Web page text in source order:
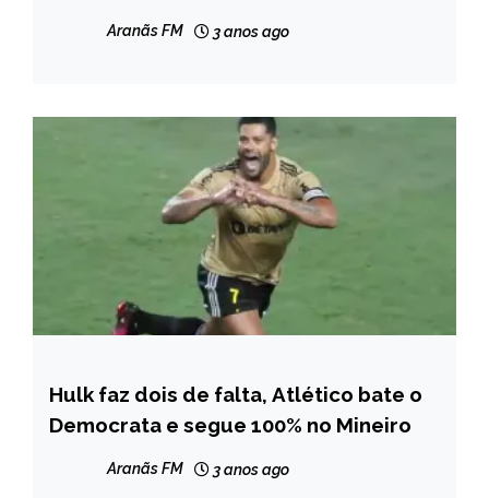
Aranãs FM 3 anos ago
ESPORTES
Hulk faz dois de falta, Atlético bate o
Democrata e segue 100% no Mineiro
Aranãs FM 3 anos ago